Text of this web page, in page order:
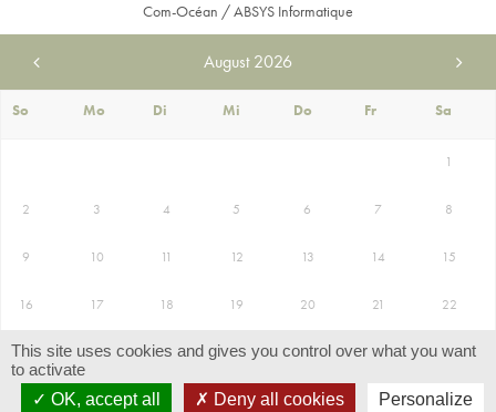
AUFENTHALT BUCHEN
Com-Océan /ABSYS Informatique
August 2026
So Mo Di Mi Do Fr Sa
1
2 3 4 5 6 7 8
9 10 11 12 13 14 15
16 17 18 19 20 21 22
23 24 25 26 27 28 29
31
This site uses cookies and gives you control over what you want
to activate
OK, accept all
Deny all cookies Personalize